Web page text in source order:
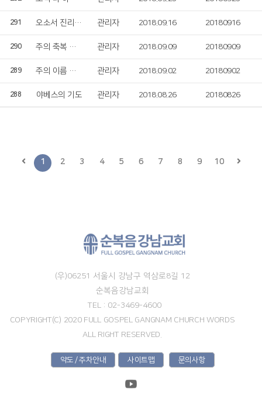
291 오소서 진리의 성령님 관리자 2018.09.16 20180916
290 주의 축복 내려주소서 관리자 2018.09.09 20180909
289 주의 이름 영화롭도다 관리자 2018.09.02 20180902
288 야베스의 기도 관리자 2018.08.26 20180826
1 2 3 4 5 6 7 8 9 10
(우)06251 서울시 강남구 역삼로8길 12
순복음강남교회
TEL : 02-3469-4600
COPYRIGHT(C) 2020 FULL GOSPEL GANGNAM CHURCH WORDS
ALL RIGHT RESERVED.
약도 / 주차안내 사이트맵 문의사항